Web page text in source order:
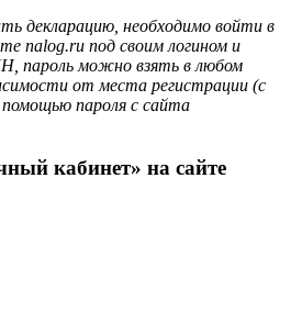
декларацию, необходимо войти в
nalog.ru под своим логином и
пароль можно взять в любом
от места регистрации (с
пароля с сайта
кабинет» на сайте